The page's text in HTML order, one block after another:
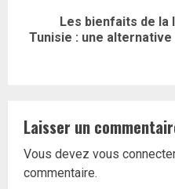
Article
Les bienfaits de la
Tunisie : une
Laisser un
Vous devez vous
commentaire.